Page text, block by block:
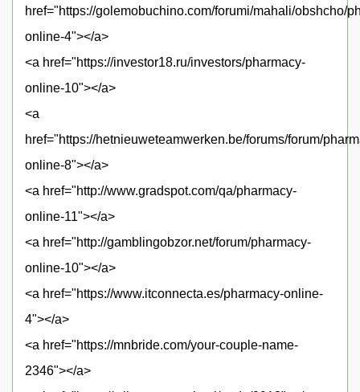
href="https://golemobuchino.com/forumi/mahali/obshcho/
online-4"></a>
<a href="https://investor18.ru/investors/pharmacy-
online-10"></a>
<a
href="https://hetnieuweteamwerken.be/forums/forum/
online-8"></a>
<a href="http://www.gradspot.com/qa/pharmacy-
online-11"></a>
<a href="http://gamblingobzor.net/forum/pharmacy-
online-10"></a>
<a href="https://www.itconnecta.es/pharmacy-online-
4"></a>
<a href="https://mnbride.com/your-couple-name-
2346"></a>